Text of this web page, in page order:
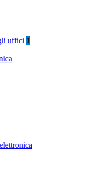
uffici 1